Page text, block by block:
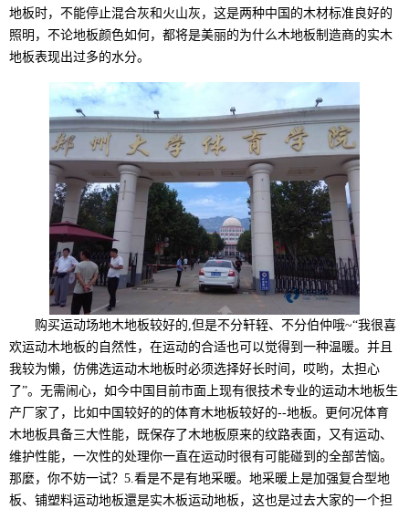
地板时，不能停止混合灰和火山灰，这是两种中国的木材标准良好的
照明，不论地板颜色如何，都将是美丽的为什么木地板制造商的实木
地板表现出过多的水分。
购买运动场地木地板较好的,但是不分轩轾、不分伯仲哦~“我很喜
欢运动木地板的自然性，在运动的合适也可以觉得到一种温暖。并且
我较为懒，仿佛选运动木地板时必须选择好长时间，哎哟，太担心
了”。无需闹心，如今中国目前市面上现有很技术专业的运动木地板生
产厂家了，比如中国较好的的体育木地板较好的--地板。更何况体育
木地板具备三大性能，既保存了木地板原来的纹路表面，又有运动、
维护性能，一次性的处理你一直在运动时很有可能碰到的全部苦恼。
那麼，你不妨一试？5.看是不是有地采暖。地采暖上是加强复合型地
板、铺塑料运动地板還是实木板运动地板，这也是过去大家的一个担